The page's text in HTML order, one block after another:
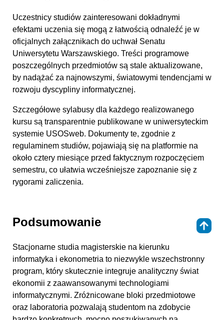
Uczestnicy studiów zainteresowani dokładnymi
efektami uczenia się mogą z łatwością odnaleźć je w
oficjalnych załącznikach do uchwał Senatu
Uniwersytetu Warszawskiego. Treści programowe
poszczególnych przedmiotów są stale aktualizowane,
by nadążać za najnowszymi, światowymi tendencjami w
rozwoju dyscypliny informatycznej.
Szczegółowe sylabusy dla każdego realizowanego
kursu są transparentnie publikowane w uniwersyteckim
systemie USOSweb. Dokumenty te, zgodnie z
regulaminem studiów, pojawiają się na platformie na
około cztery miesiące przed faktycznym rozpoczęciem
semestru, co ułatwia wcześniejsze zapoznanie się z
rygorami zaliczenia.
Podsumowanie
Stacjonarne studia magisterskie na kierunku
informatyka i ekonometria to niezwykle wszechstronny
program, który skutecznie integruje analityczny świat
ekonomii z zaawansowanymi technologiami
informatycznymi. Zróżnicowane bloki przedmiotowe
oraz laboratoria pozwalają studentom na zdobycie